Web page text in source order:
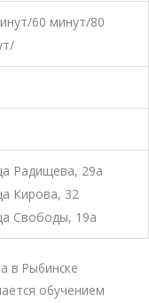
60 минут/80
Радищева, 29а
Кирова, 32
Свободы, 19а
в Рыбинске
обучением